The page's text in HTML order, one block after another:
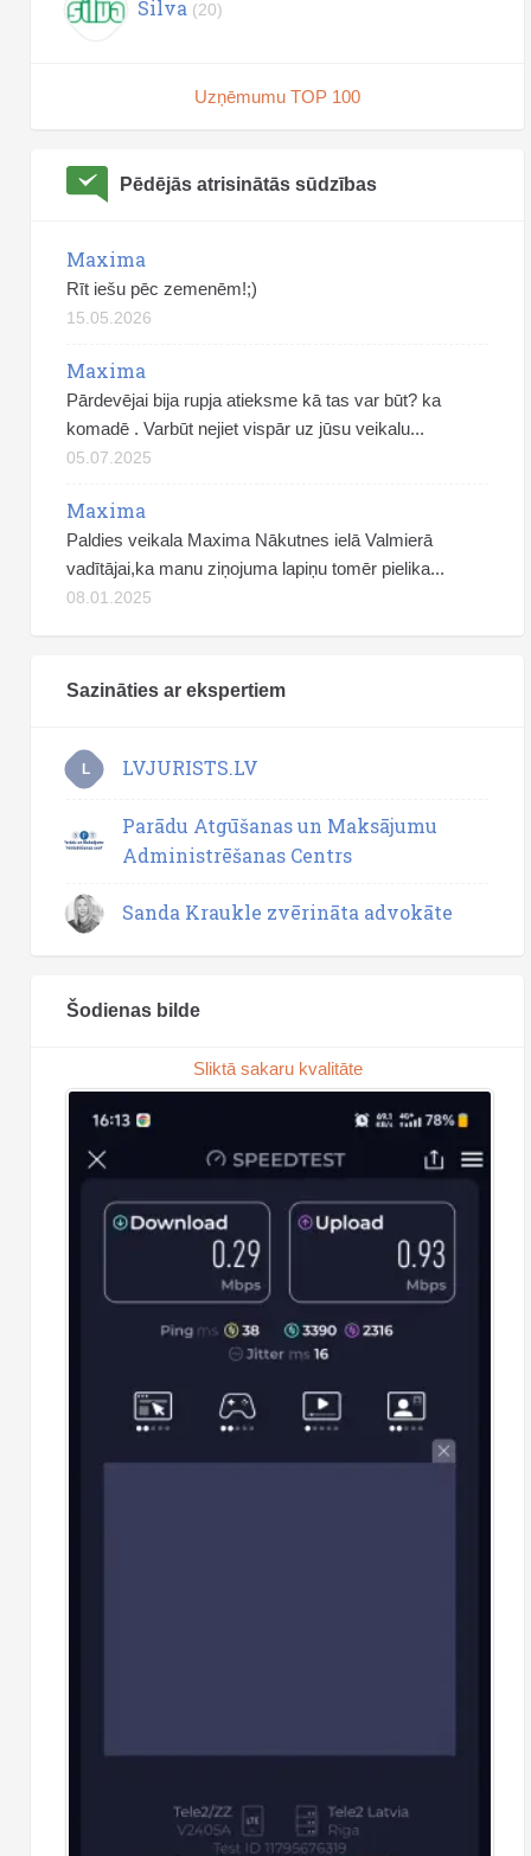
Silva (20)
Uzņēmumu TOP 100
Pēdējās atrisinātās sūdzības
Maxima
Rīt iešu pēc zemenēm!;)
15.05.2026
Maxima
Pārdevējai bija rupja atieksme kā tas var būt? ka
komadē . Varbūt nejiet vispār uz jūsu veikalu...
05.07.2025
Maxima
Paldies veikala Maxima Nākutnes ielā Valmierā
vadītājai,ka manu ziņojuma lapiņu tomēr pielika...
08.01.2025
Sazināties ar ekspertiem
L LVJURISTS.LV
Parādu Atgūšanas un Maksājumu
Administrēšanas Centrs
Sanda Kraukle zvērināta advokāte
Šodienas bilde
Sliktā sakaru kvalitāte